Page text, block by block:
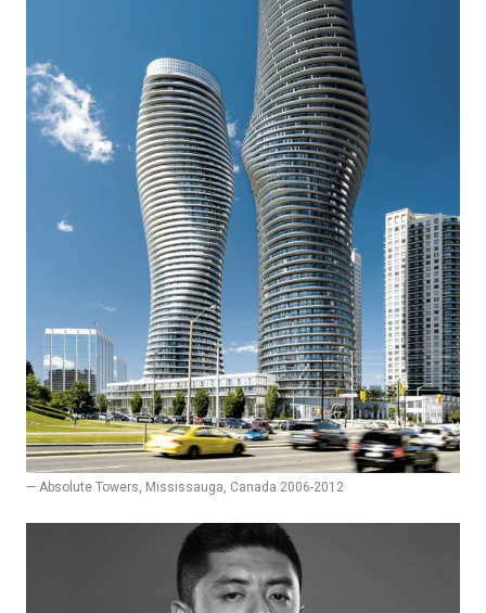
— Absolute Towers, Mississauga, Canada 2006-2012